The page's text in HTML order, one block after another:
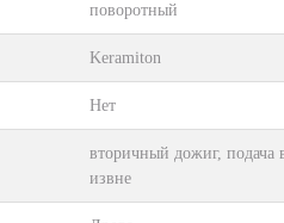
поворотный
Keramiton
Нет
вторичный дожиг, подача
извне